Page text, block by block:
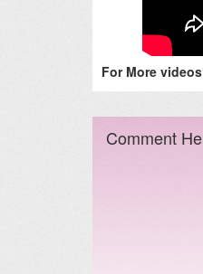
For More
Comment